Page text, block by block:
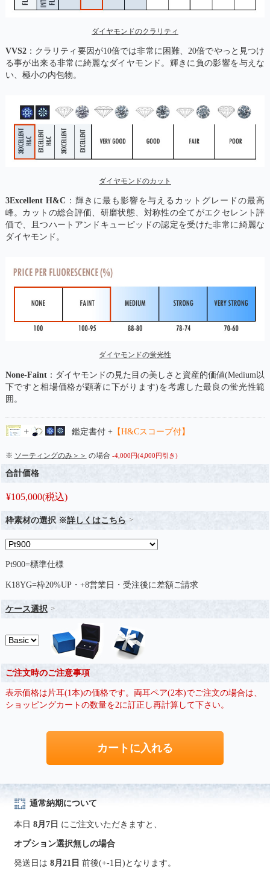
ダイヤモンドのクラリティ
VVS2：クラリティ要因が10倍では非常に困難、20倍でやっと見つけ
る事が出来る非常に綺麗なダイヤモンド。輝きに負の影響を与えな
い、極小の内包物。
ダイヤモンドのカット
3Excellent H&C ：輝きに最も影響を与えるカットグレードの最高
峰。カットの総合評価、研磨状態、対称性の全てがエクセレント評
価で、且つハートアンドキューピッドの認定を受けた非常に綺麗な
ダイヤモンド。
ダイヤモンドの蛍光性
None-Faint：ダイヤモンドの見た目の美しさと資産的価値(Medium以
下ですと相場価格が顕著に下がります)を考慮した最良の蛍光性範
囲。
鑑定書付 +【H&Cスコープ付】
※ ソーティングのみ＞＞ の場合 -4,000円(4,000円引き)
合計価格
¥105,000(税込)
枠素材の選択 ※詳しくはこちら
Pt900=標準仕様
K18YG=枠20%UP・+8営業日・受注後に差額ご請求
ケース選択
ご注文時のご注意事項
表示価格は片耳(1本)の価格です。両耳ペア(2本)でご注文の場合は、
ショッピングカートの数量を2に訂正し再計算して下さい。
通常納期について
本日 8月7日 にご注文いただきますと、
オプション選択無しの場合
発送日は 8月21日 前後(+-1日)となります。